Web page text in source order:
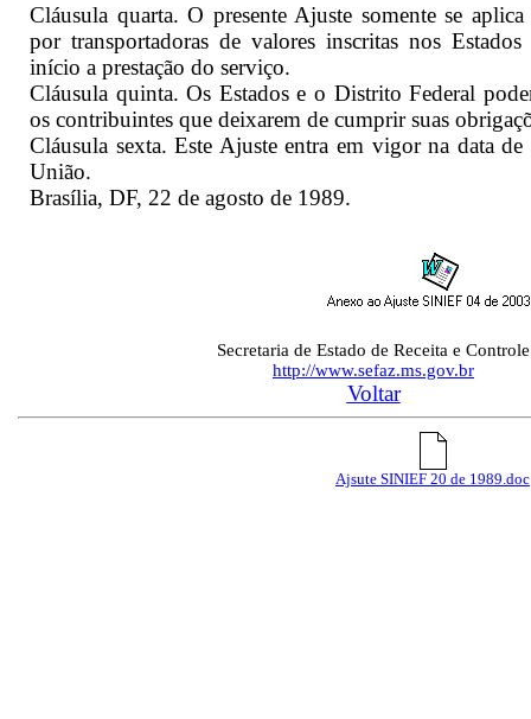
Cláusula quarta. O presente Ajuste somente se aplica
por transportadoras de valores inscritas nos
início a prestação do serviço.
Cláusula quinta. Os Estados e o Distrito Federal
os contribuintes que deixarem de cumprir suas
Cláusula sexta. Este Ajuste entra em vigor na data
União.
Brasília, DF, 22 de agosto de 1989.
Secretaria de Estado de Receita e Controle
http://www.sefaz.ms.gov.br
Voltar
Ajsute SINIEF 20 de 1989.doc